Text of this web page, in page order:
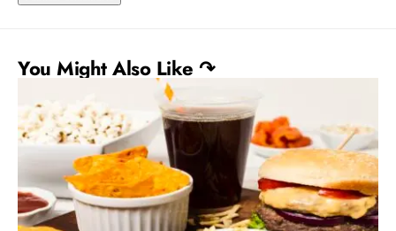
You Might Also Like ↷